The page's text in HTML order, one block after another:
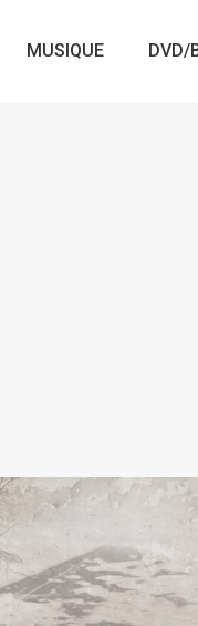
MUSIQUE DVD/